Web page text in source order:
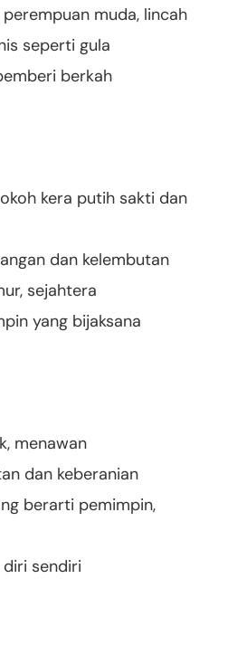
muda, lincah
seperti gula
berkah
kera putih sakti dan
dan kelembutan
sejahtera
yang bijaksana
menawan
dan keberanian
berarti pemimpin,
diri sendiri